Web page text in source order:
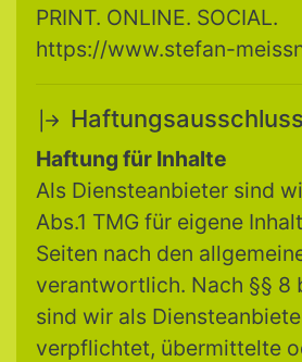
PRINT. ONLINE. SOCIAL.
https://www.stefan-
Haftung für Inhalte
Als Diensteanbieter sind
Abs.1 TMG für eigene
Seiten nach den
verantwortlich. Nach §§ 8
sind wir als
verpflichtet, übermittelte